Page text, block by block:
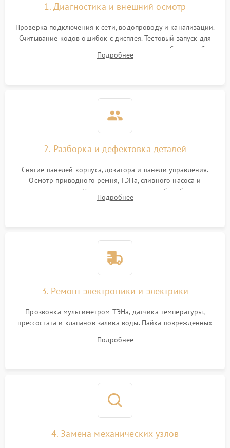
1. Диагностика и внешний осмотр
Проверка подключения к сети, водопроводу и канализации.
Считывание кодов ошибок с дисплея. Тестовый запуск для
выявления посторонних шумов, протечек или сбоев в работе
электронного модуля управления.
Подробнее
2. Разборка и дефектовка деталей
Снятие панелей корпуса, дозатора и панели управления.
Осмотр приводного ремня, ТЭНа, сливного насоса и
амортизаторов. Проверка подшипников барабана и
крестовины на износ, а манжеты люка на разрывы.
Подробнее
3. Ремонт электроники и электрики
Прозвонка мультиметром ТЭНа, датчика температуры,
прессостата и клапанов залива воды. Пайка поврежденных
Восстановление целостности проводки и контактов.
Подробнее
4. Замена механических узлов